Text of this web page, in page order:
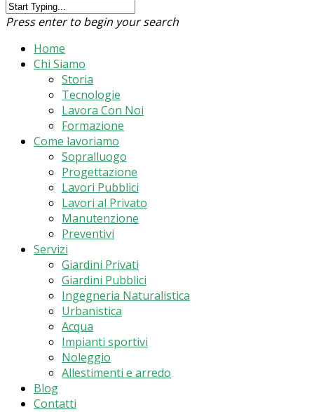
Press enter to begin your search
Home
Chi Siamo
Storia
Tecnologie
Lavora Con Noi
Formazione
Come lavoriamo
Sopralluogo
Progettazione
Lavori Pubblici
Lavori al Privato
Manutenzione
Preventivi
Servizi
Giardini Privati
Giardini Pubblici
Ingegneria Naturalistica
Urbanistica
Acqua
Impianti sportivi
Noleggio
Allestimenti e arredo
Blog
Contatti